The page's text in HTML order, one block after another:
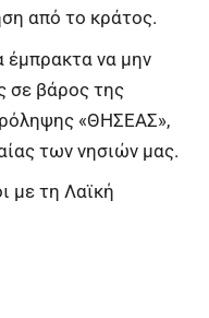
από το κράτος.
έμπρακτα να μην
σε βάρος της
«ΘΗΣΕΑΣ»,
των νησιών μας.
με τη Λαϊκή